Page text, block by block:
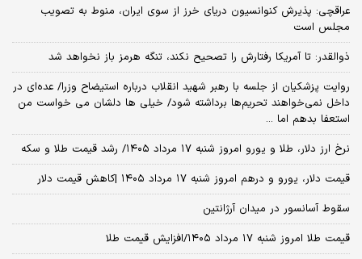
عراقچی: پذیرش کنوانسیون دریای خرز از سوی ایران، منوط به تصویب
مجلس است
ذوالقدر: تا آمریکا رفتارش را تصحیح نکند، تنگه هرمز باز نخواهد شد
روایت پزشکیان از جلسه با رهبر شهید انقلاب درباره استیضاح وزرا/ عده‌ای در
داخل نمی‌خواهند تحریم‌ها برداشته شود/ خیلی ها دلشان می خواست من
استعفا بدهم اما ...
نرخ ارز دلار، طلا و یورو امروز شنبه ۱۷ مرداد ۱۴۰۵/ رشد قیمت طلا و سکه
قیمت دلار، یورو و درهم امروز شنبه ۱۷ مرداد ۱۴۰۵ |کاهش قیمت دلار
سقوط آسانسور در میدان آرژانتین
قیمت طلا امروز شنبه ۱۷ مرداد ۱۴۰۵/افزایش قیمت طلا